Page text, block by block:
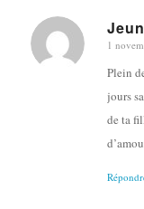
dit
1
Plein
jours
de ta